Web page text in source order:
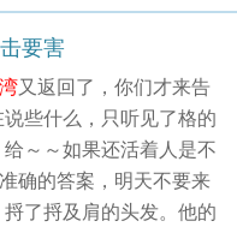
要害
又返回了，你们才来告
些什么，只听见了格的
～～如果还活着人是不
确的答案，明天不要来
了捋及肩的头发。他的